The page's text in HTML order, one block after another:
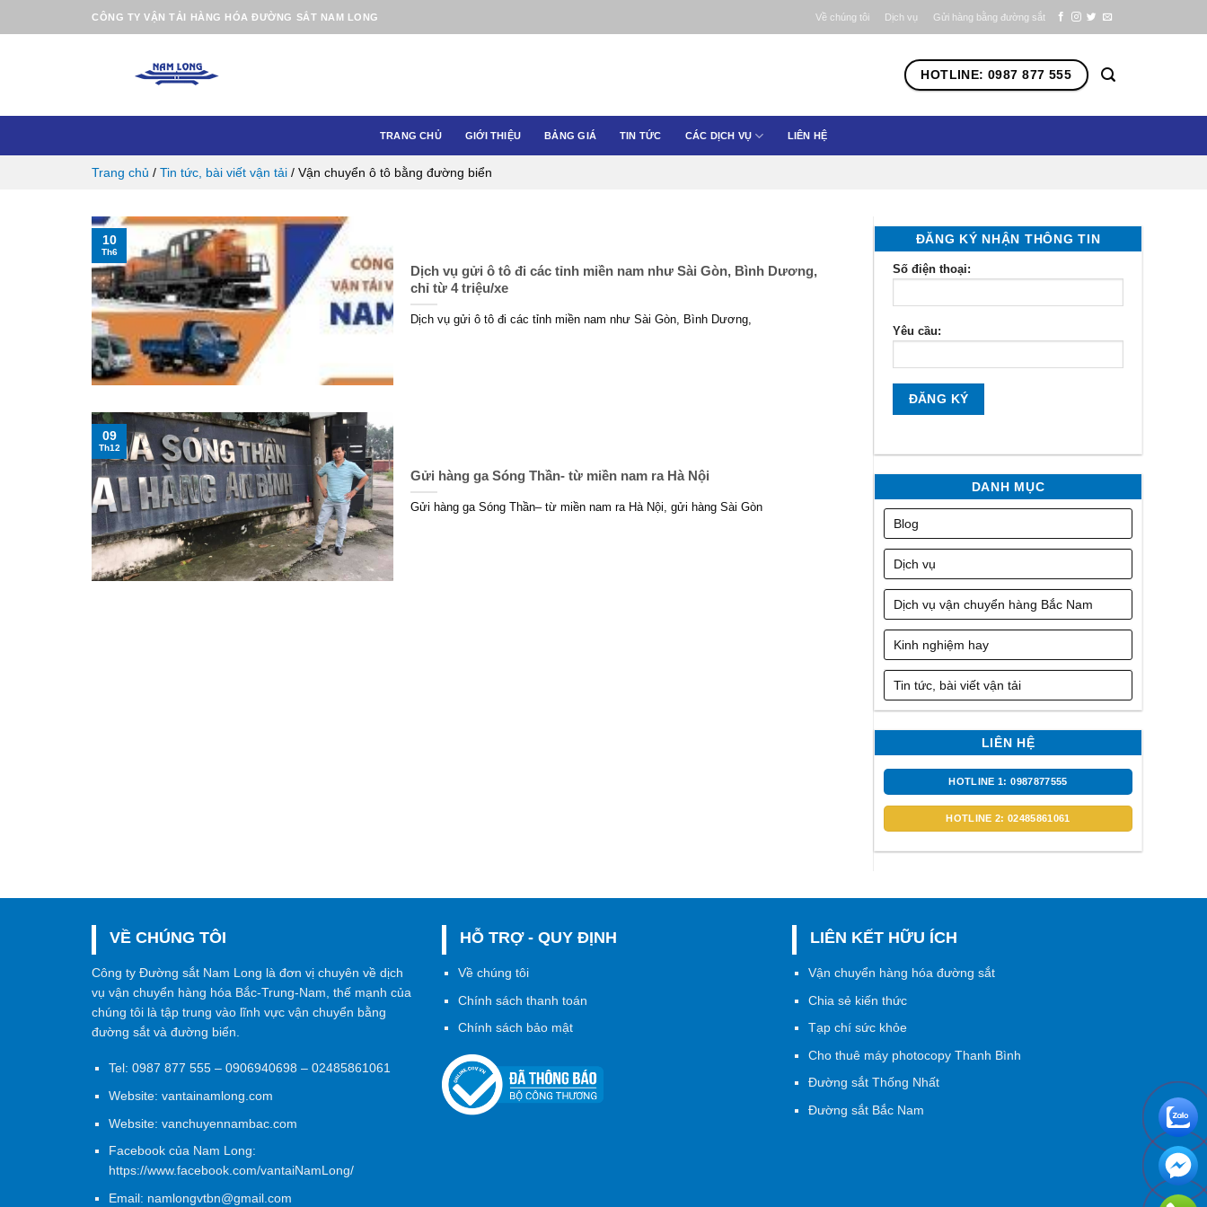
CÔNG TY VẬN TẢI HÀNG HÓA ĐƯỜNG SẮT NAM LONG Về chúng tôi Dịch vụ Gửi hàng bằng đường sắt
HOTLINE: 0987 877 555
TRANG CHỦ GIỚI THIỆU BẢNG GIÁ TIN TỨC CÁC DỊCH VỤ LIÊN HỆ
Trang chủ / Tin tức, bài viết vận tải / Vận chuyển ô tô bằng đường biển
Dịch vụ gửi ô tô đi các tỉnh miền nam như Sài Gòn, Bình Dương,
chỉ từ 4 triệu/xe
Dịch vụ gửi ô tô đi các tỉnh miền nam như Sài Gòn, Bình Dương,
10
Th6
Gửi hàng ga Sóng Thần- từ miền nam ra Hà Nội
Gửi hàng ga Sóng Thần– từ miền nam ra Hà Nội, gửi hàng Sài Gòn
09
Th12
ĐĂNG KÝ NHẬN THÔNG TIN
Số điện thoại:
Yêu cầu:
DANH MỤC
Blog
Dịch vụ
Dịch vụ vận chuyển hàng Bắc Nam
Kinh nghiệm hay
Tin tức, bài viết vận tải
LIÊN HỆ
HOTLINE 1: 0987877555
HOTLINE 2: 02485861061
VỀ CHÚNG TÔI
Công ty Đường sắt Nam Long là đơn vị chuyên về dịch
vụ vận chuyển hàng hóa Bắc-Trung-Nam, thế mạnh của
chúng tôi là tập trung vào lĩnh vực vận chuyển bằng
đường sắt và đường biển.
Tel: 0987 877 555– 0906940698– 02485861061
Website: vantainamlong.com
Website: vanchuyennambac.com
Facebook của Nam Long:
https://www.facebook.com/vantaiNamLong/
Email: namlongvtbn@gmail.com
HỖ TRỢ - QUY ĐỊNH
Về chúng tôi
Chính sách thanh toán
Chính sách bảo mật
LIÊN KẾT HỮU ÍCH
Vận chuyển hàng hóa đường sắt
Chia sẻ kiến thức
Tạp chí sức khỏe
Cho thuê máy photocopy Thanh Bình
Đường sắt Thống Nhất
Đường sắt Bắc Nam